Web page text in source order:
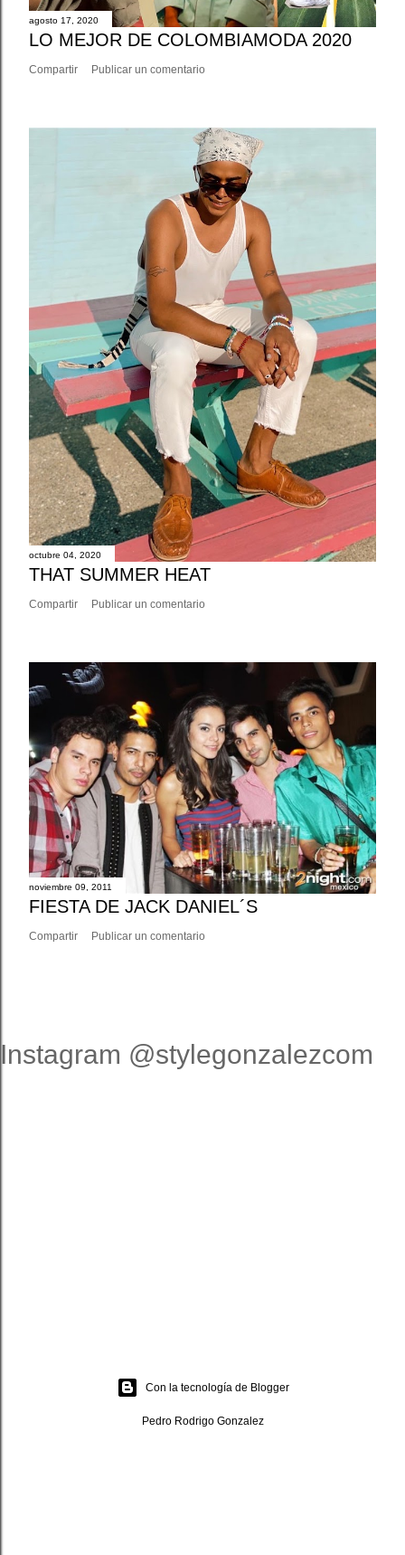
agosto 17, 2020
LO MEJOR DE COLOMBIAMODA 2020
Compartir Publicar un comentario
octubre 04, 2020
THAT SUMMER HEAT
Compartir Publicar un comentario
noviembre 09, 2011
FIESTA DE JACK DANIEL´S
Compartir Publicar un comentario
Instagram @stylegonzalezcom
Con la tecnología de Blogger
Pedro Rodrigo Gonzalez